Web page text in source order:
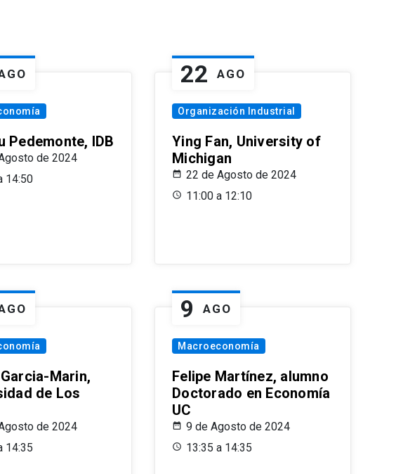
Pedemonte, IDB
de 2024
14:50
22 AGO
Organización Industrial
Ying Fan, University of
Michigan
22 de Agosto de 2024
11:00 a 12:10
Marin,
de Los
de 2024
14:35
9 AGO
Macroeconomía
Felipe Martínez, alumno
Doctorado en Economía
UC
9 de Agosto de 2024
13:35 a 14:35